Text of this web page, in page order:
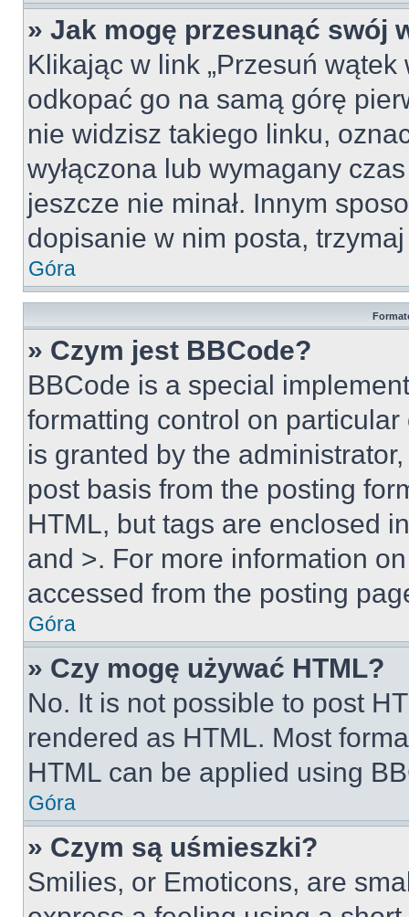
» Jak mogę przesunąć swój
Klikając w link „Przesuń
odkopać go na samą górę
nie widzisz takiego linku,
wyłączona lub wymagany
jeszcze nie minał. Innym
dopisanie w nim posta,
Góra
» Czym jest BBCode?
BBCode is a special
formatting control on
is granted by the
post basis from the posting
HTML, but tags are enclosed
and >. For more information
accessed from the posting
Góra
» Czy mogę używać HTML?
No. It is not possible to post
rendered as HTML. Most
HTML can be applied using
Góra
» Czym są uśmieszki?
Smilies, or Emoticons, are